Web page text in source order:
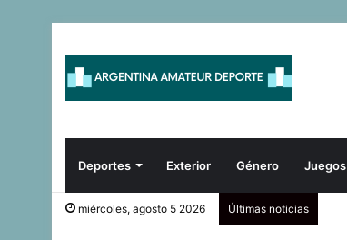
Deportes Exterior Género Juegos
miércoles, agosto 5 2026 Últimas noticias